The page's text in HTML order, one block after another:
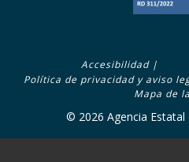
menú
Accesibilidad |
Política de privacidad y aviso
Mapa de
© 2026 Agencia Estatal